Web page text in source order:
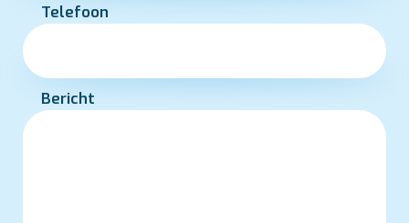
Telefoon
Bericht